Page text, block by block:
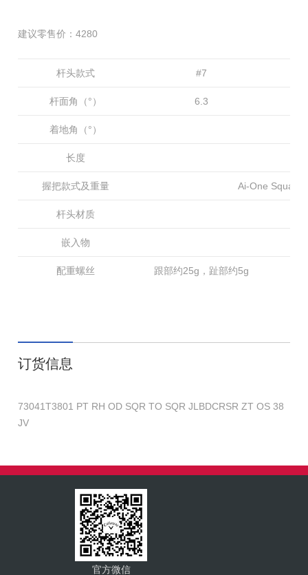
建议零售价：4280
杆头款式 #7
杆面角（°） 6.3
着地角（°）
长度
握把款式及重量 Ai-One Square
杆头材质
嵌入物
配重螺丝 跟部约25g，趾部约5g
订货信息
73041T3801 PT RH OD SQR TO SQR JLBDCRSR ZT OS 38
JV
官方微信